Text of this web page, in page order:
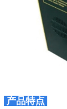
产品特点